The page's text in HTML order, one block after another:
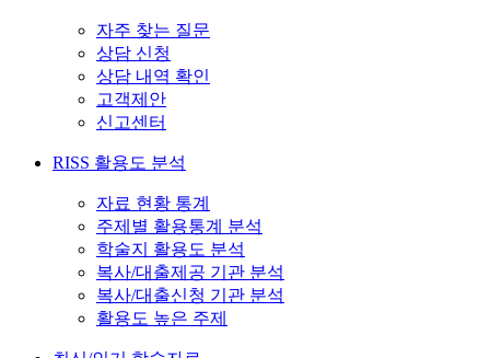
자주 찾는 질문
상담 신청
상담 내역 확인
고객제안
신고센터
RISS 활용도 분석
자료 현황 통계
주제별 활용통계 분석
학술지 활용도 분석
복사/대출제공 기관 분석
복사/대출신청 기관 분석
활용도 높은 주제